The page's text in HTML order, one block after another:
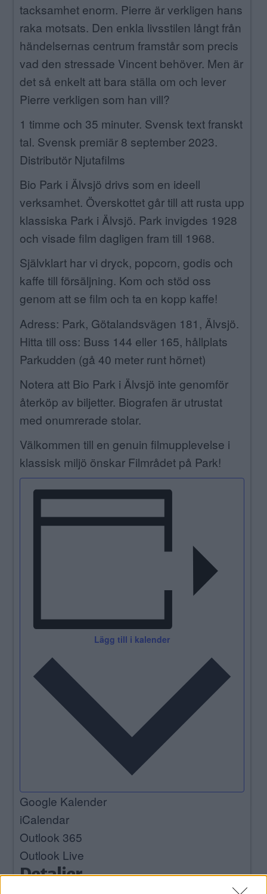
tacksamhet enorm. Pierre är verkligen hans
raka motsats. Den enkla livsstilen långt från
händelsernas centrum framstår som precis
vad den stressade Vincent behöver. Men är
det så enkelt att bara ställa om och lever
Pierre verkligen som han vill?
1 timme och 35 minuter. Svensk text franskt
tal. Svensk premiär 8 september 2023.
Distributör Njutafilms
Bio Park i Älvsjö drivs som en ideell
verksamhet. Överskottet går till att rusta upp
klassiska Park i Älvsjö. Park invigdes 1928
och visade film dagligen fram till 1968.
Självklart har vi dryck, popcorn, godis och
kaffe till försäljning. Kom och stöd oss
genom att se film och ta en kopp kaffe!
Adress: Park, Götalandsvägen 181, Älvsjö.
Hitta till oss: Buss 144 eller 165, hållplats
Parkudden (gå 40 meter runt hörnet)
Notera att Bio Park i Älvsjö inte genomför
återköp av biljetter. Biografen är utrustat
med onumrerade stolar.
Välkommen till en genuin filmupplevelse i
klassisk miljö önskar Filmrådet på Park!
Lägg till i kalender
Google Kalender
iCalendar
Outlook 365
Outlook Live
Detaljer